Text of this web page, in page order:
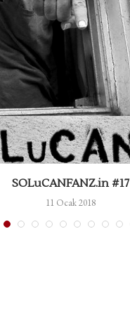
SOLuCANFANZ.in #17
11 Ocak 2018